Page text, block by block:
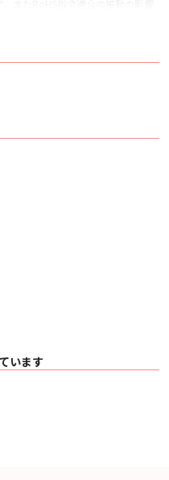
揮します。
般的なHDMIケーブルと比べ、細
導体の絶縁は特殊な発泡ポリエチ
防止）
CL3 PVC
るものです。
認テストに合格し認可を得てい
国におけるフルテック株式会社の
います